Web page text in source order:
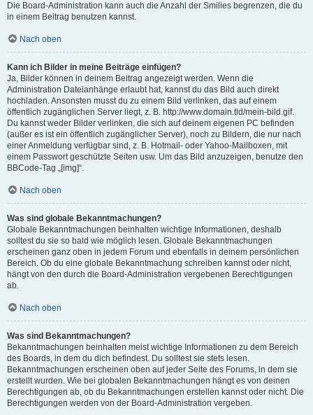
Die Board-Administration kann auch die Anzahl der Smilies begrenzen, die du
in einem Beitrag benutzen kannst.
Nach oben
Kann ich Bilder in meine Beiträge einfügen?
Ja, Bilder können in deinem Beitrag angezeigt werden. Wenn die
Administration Dateianhänge erlaubt hat, kannst du das Bild auch direkt
hochladen. Ansonsten musst du zu einem Bild verlinken, das auf einem
öffentlich zugänglichen Server liegt, z. B. http://www.domain.tld/mein-bild.gif.
Du kannst weder Bilder verlinken, die sich auf deinem eigenen PC befinden
(außer es ist ein öffentlich zugänglicher Server), noch zu Bildern, die nur nach
einer Anmeldung verfügbar sind, z. B. Hotmail- oder Yahoo-Mailboxen, mit
einem Passwort geschützte Seiten usw. Um das Bild anzuzeigen, benutze den
BBCode-Tag „[img]“.
Nach oben
Was sind globale Bekanntmachungen?
Globale Bekanntmachungen beinhalten wichtige Informationen, deshalb
solltest du sie so bald wie möglich lesen. Globale Bekanntmachungen
erscheinen ganz oben in jedem Forum und ebenfalls in deinem persönlichen
Bereich. Ob du eine globale Bekanntmachung schreiben kannst oder nicht,
hängt von den durch die Board-Administration vergebenen Berechtigungen
ab.
Nach oben
Was sind Bekanntmachungen?
Bekanntmachungen beinhalten meist wichtige Informationen zu dem Bereich
des Boards, in dem du dich befindest. Du solltest sie stets lesen.
Bekanntmachungen erscheinen oben auf jeder Seite des Forums, in dem sie
erstellt wurden. Wie bei globalen Bekanntmachungen hängt es von deinen
Berechtigungen ab, ob du Bekanntmachungen erstellen kannst oder nicht. Die
Berechtigungen werden von der Board-Administration vergeben.